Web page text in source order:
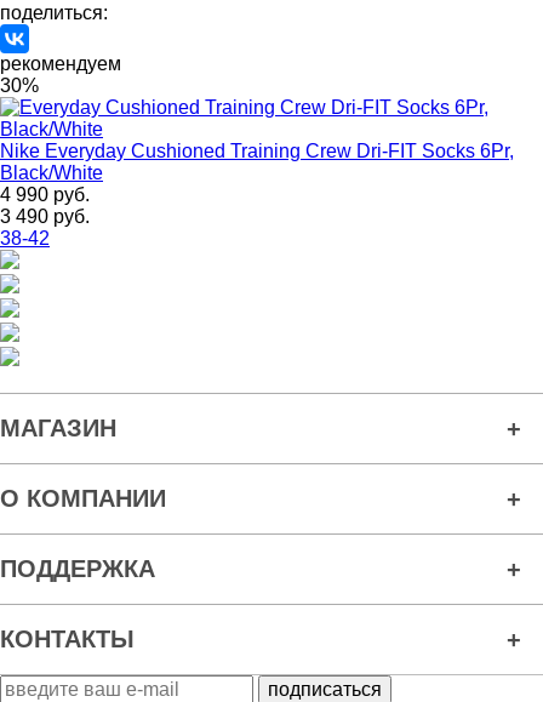
поделиться:
рекомендуем
30%
Nike Everyday Cushioned Training Crew Dri-FIT Socks 6Pr,
Black/White
4 990 руб.
3 490 руб.
38-42
МАГАЗИН
О КОМПАНИИ
ПОДДЕРЖКА
КОНТАКТЫ